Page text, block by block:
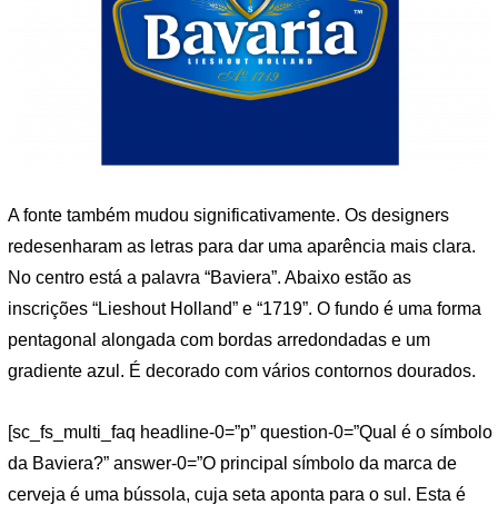
A fonte também mudou significativamente. Os designers
redesenharam as letras para dar uma aparência mais clara.
No centro está a palavra “Baviera”. Abaixo estão as
inscrições “Lieshout Holland” e “1719”. O fundo é uma forma
pentagonal alongada com bordas arredondadas e um
gradiente azul. É decorado com vários contornos dourados.
[sc_fs_multi_faq headline-0=”p” question-0=”Qual é o símbolo
da Baviera?” answer-0=”O principal símbolo da marca de
cerveja é uma bússola, cuja seta aponta para o sul. Esta é